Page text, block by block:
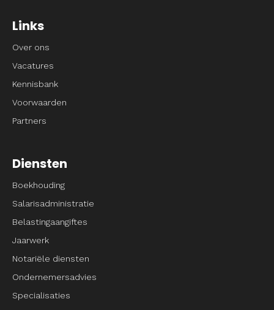
Links
Over ons
Vacatures
Kennisbank
Voorwaarden
Partners
Diensten
Boekhouding
Salarisadministratie
Belastingaangiftes
Jaarwerk
Notariële diensten
Ondernemersadvies
Specialisaties